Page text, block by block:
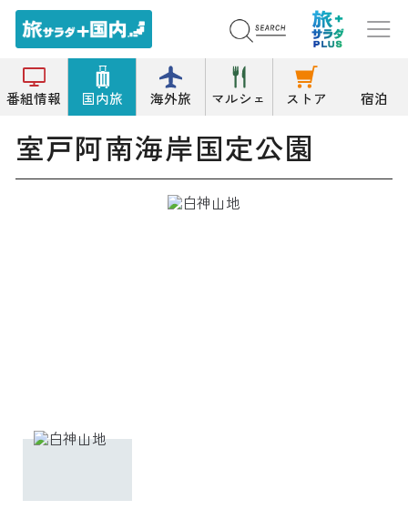
番組情報 国内旅 海外旅 マルシェ ストア 宿泊
トップ 公園/緑地 室戸阿南海岸国定公園
室戸阿南海岸国定公園